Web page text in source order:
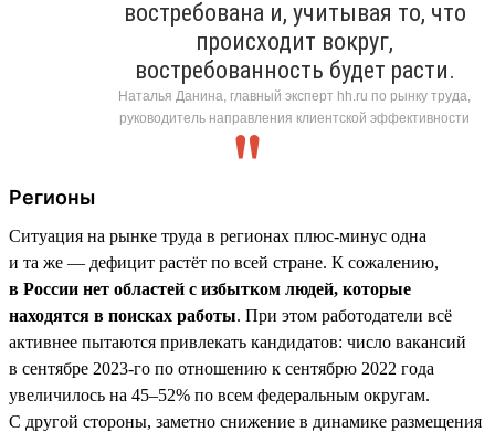
востребована и, учитывая то, что
происходит вокруг,
востребованность будет расти.
Наталья Данина, главный эксперт hh.ru по рынку труда,
руководитель направления клиентской эффективности
Регионы
Ситуация на рынке труда в регионах плюс-минус одна
и та же — дефицит растёт по всей стране. К сожалению,
в России нет областей с избытком людей, которые
находятся в поисках работы. При этом работодатели всё
активнее пытаются привлекать кандидатов: число вакансий
в сентябре 2023-го по отношению к сентябрю 2022 года
увеличилось на 45–52% по всем федеральным округам.
С другой стороны, заметно снижение в динамике размещения